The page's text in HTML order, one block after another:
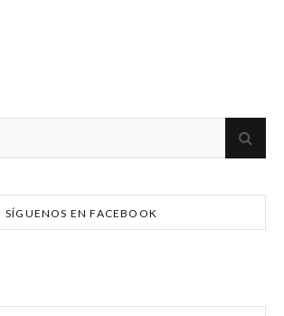
SÍGUENOS EN FACEBOOK